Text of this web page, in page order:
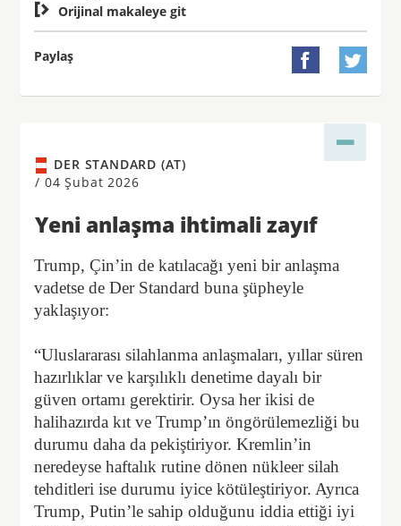
 Orijinal makaleye git
Paylaş  
DER STANDARD (AT)
/ 04 Şubat 2026
Yeni anlaşma ihtimali zayıf
Trump, Çin’in de katılacağı yeni bir anlaşma
vadetse de Der Standard buna şüpheyle
yaklaşıyor:
“Uluslararası silahlanma anlaşmaları, yıllar süren
hazırlıklar ve karşılıklı denetime dayalı bir
güven ortamı gerektirir. Oysa her ikisi de
halihazırda kıt ve Trump’ın öngörülemezliği bu
durumu daha da pekiştiriyor. Kremlin’in
neredeyse haftalık rutine dönen nükleer silah
tehditleri ise durumu iyice kötüleştiriyor. Ayrıca
Trump, Putin’le sahip olduğunu iddia ettiği iyi